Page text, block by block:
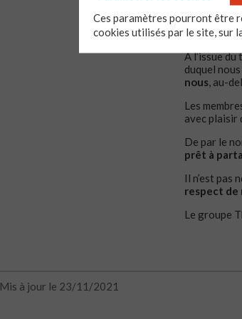
Le groupe
respecter
rôle.
A l’issue
duquel
nous, au-
Les
avec plaisir
De par le
prêt à
Il n’est pas
respect
Le groupe
Mis à jour le 23/11/2021
Ces paramètres pourront être
cookies utilisés par le site, sur